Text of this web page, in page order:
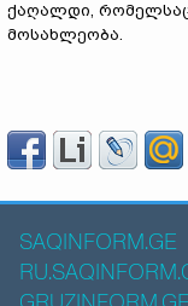
ქაღალდი,
მოსახლეობა.
SAQINFORM.GE